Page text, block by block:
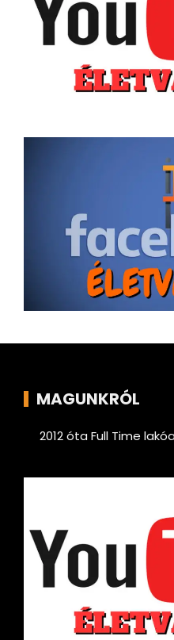
MAGUNKRÓL
2012 óta Full Time